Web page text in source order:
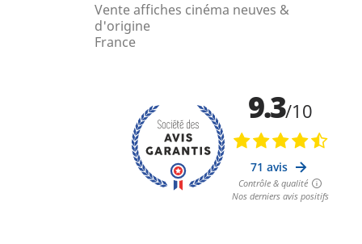
Vente affiches cinéma neuves &
d'origine
France